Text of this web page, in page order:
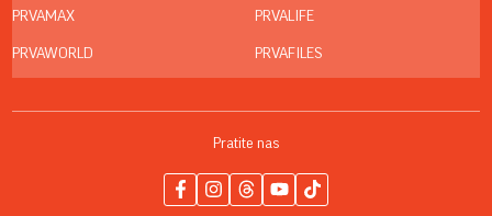
PRVAMAX
PRVAWORLD
PRVALIFE
PRVAFILES
Pratite nas